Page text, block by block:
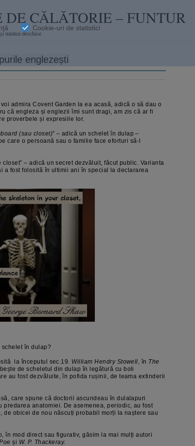
DE CĂLĂTORIE – FUNTUR
mintea deschise
englezești
admira Covent Garden la ea acasă, adică o să dau o
că engleza și englezii îmi sunt dragi, am zis că ar fi
proverbele și expresiile lor.
(sau closet)” – adică un schelet în dulap –
care o persoană sau o familie face eforturi să-l
closet” – adică un secret dezvăluit, făcut public. Varianta
a fost folosită în ultimii ani în special la declararea
schelet în dulap?
la începutul sec.19. William Hendry Stowell, în The
de scheletul din dulap în legătură cu boli
au fost dezvăluite, în pofida rușinii, de teama extinderii
care spune că doctorii ascundeau în dulalapuri
predarea anatomiei. De asemenea, periodic, au fost
de obicei de nou născuți probabil morți la naștere sau
în mod direct sau figurativ, găsim la mai mulți autori
și W. P. Thackeray.